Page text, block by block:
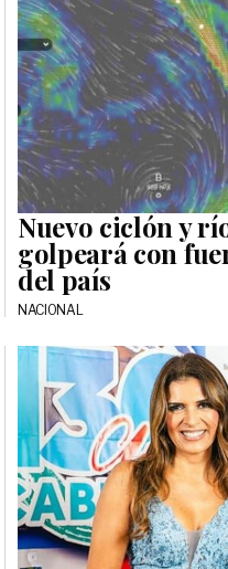
Nuevo ciclón y
golpeará con
del país
NACIONAL